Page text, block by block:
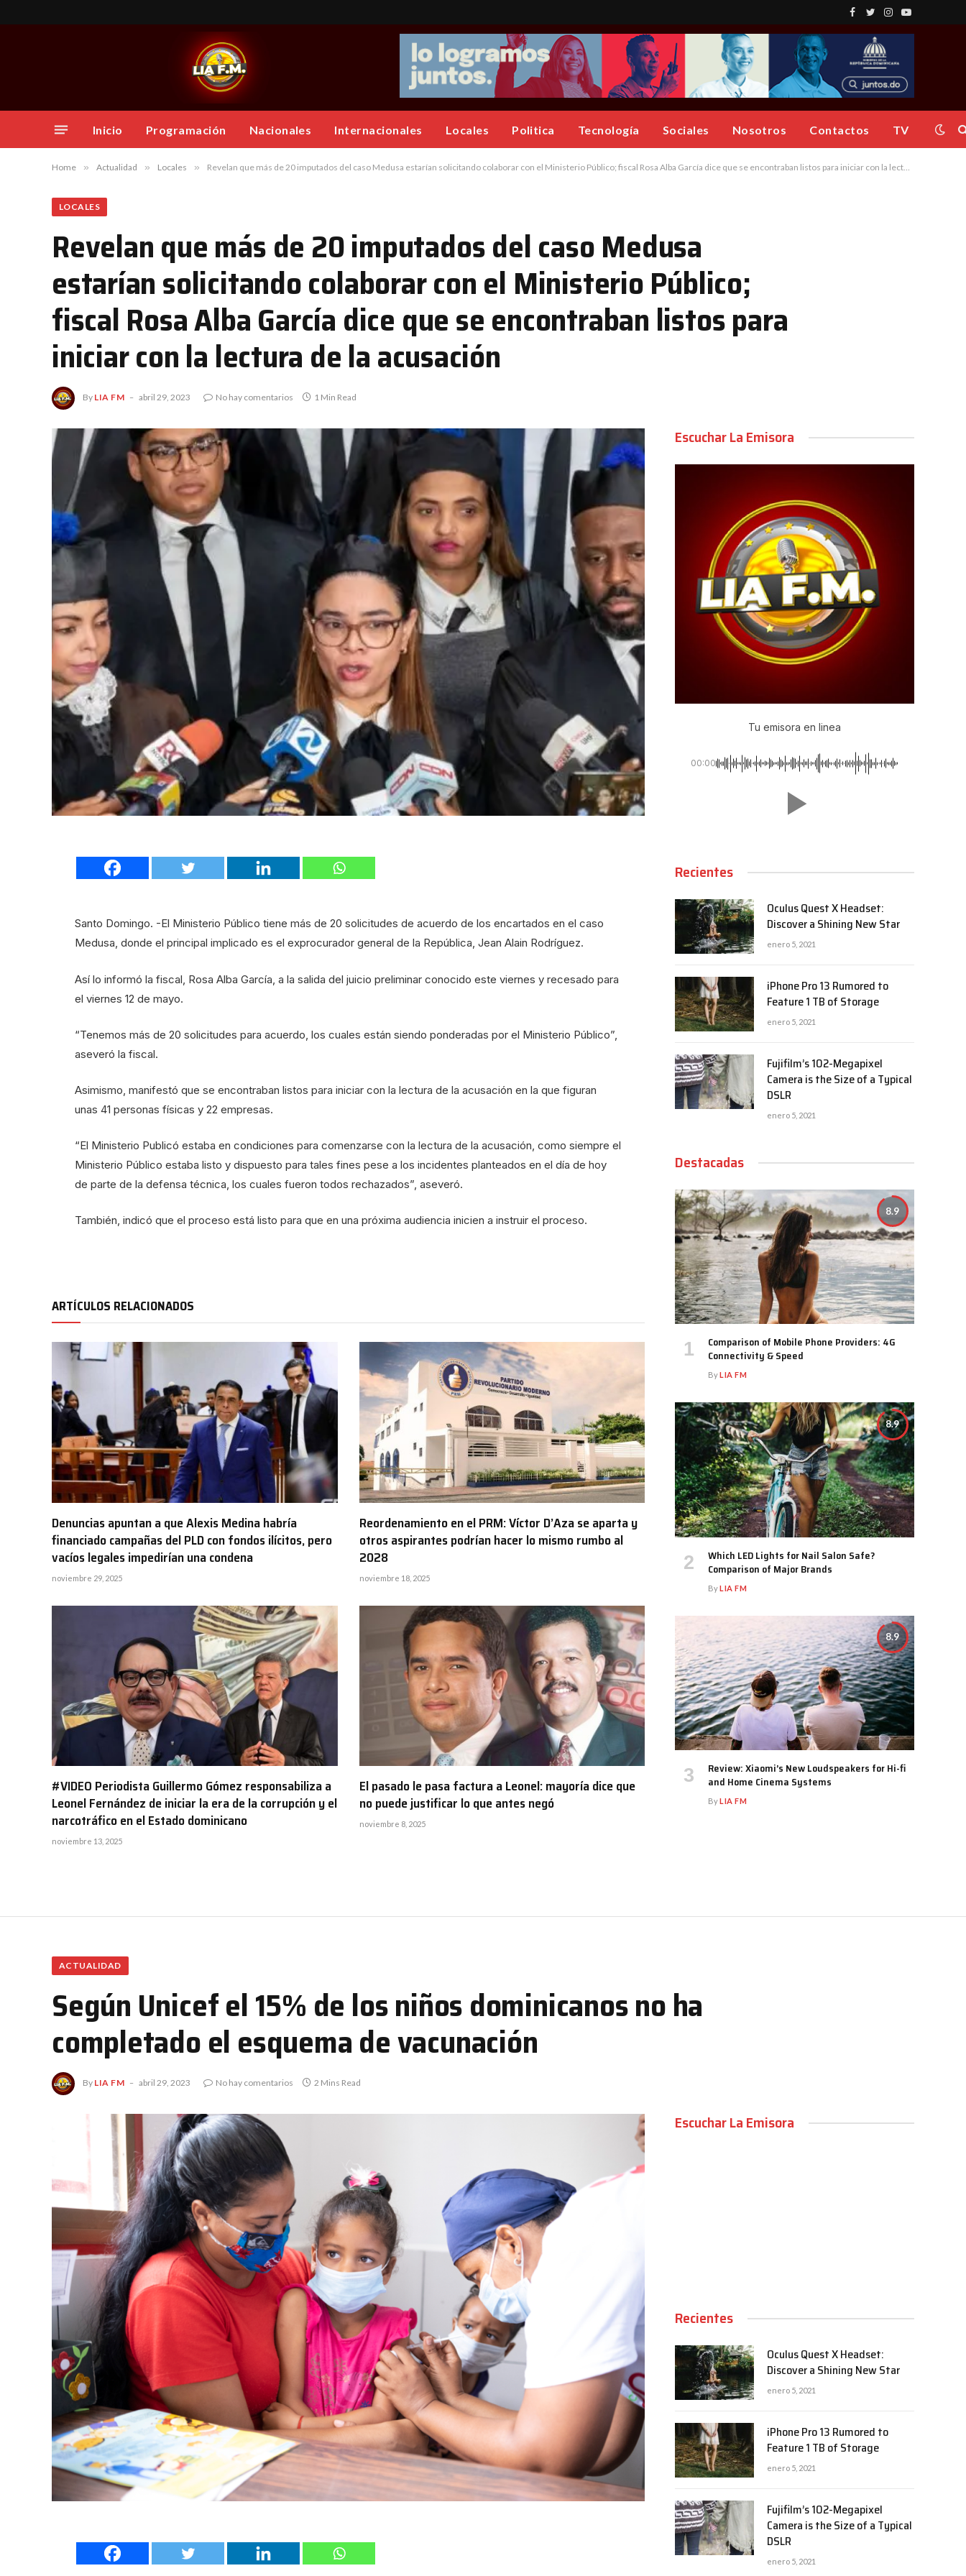
Facebook
TwitterInstagram
YouTube
Inicio Programación Nacionales Internacionales Locales Politica Tecnología Sociales Nosotros Contactos TV
Home » Actualidad » Locales » Revelan que más de 20 imputados del caso Medusa estarían solicitando colaborar con el Ministerio Público; fiscal Rosa Alba García dice que se encontraban listos para iniciar con la lectura de la acusación
LOCALES
Revelan que más de 20 imputados del caso Medusa
estarían solicitando colaborar con el Ministerio Público;
fiscal Rosa Alba García dice que se encontraban listos para
iniciar con la lectura de la acusación
By LIA FM abril 29, 2023 No hay comentarios 1 Min Read
Santo Domingo. -El Ministerio Público tiene más de 20 solicitudes de acuerdo de los encartados en el caso
Medusa, donde el principal implicado es el exprocurador general de la República, Jean Alain Rodríguez.
Así lo informó la fiscal, Rosa Alba García, a la salida del juicio preliminar conocido este viernes y recesado para
el viernes 12 de mayo.
“Tenemos más de 20 solicitudes para acuerdo, los cuales están siendo ponderadas por el Ministerio Público”,
aseveró la fiscal.
Asimismo, manifestó que se encontraban listos para iniciar con la lectura de la acusación en la que figuran
unas 41 personas físicas y 22 empresas.
“El Ministerio Publicó estaba en condiciones para comenzarse con la lectura de la acusación, como siempre el
Ministerio Público estaba listo y dispuesto para tales fines pese a los incidentes planteados en el día de hoy
de parte de la defensa técnica, los cuales fueron todos rechazados”, aseveró.
También, indicó que el proceso está listo para que en una próxima audiencia inicien a instruir el proceso.
ARTÍCULOS RELACIONADOS
Denuncias apuntan a que Alexis Medina habría
financiado campañas del PLD con fondos ilícitos, pero
vacíos legales impedirían una condena
noviembre 29, 2025
Reordenamiento en el PRM: Víctor D’Aza se aparta y
otros aspirantes podrían hacer lo mismo rumbo al
2028
noviembre 18, 2025
#VIDEO Periodista Guillermo Gómez responsabiliza a
Leonel Fernández de iniciar la era de la corrupción y el
narcotráfico en el Estado dominicano
noviembre 13, 2025
El pasado le pasa factura a Leonel: mayoría dice que
no puede justificar lo que antes negó
noviembre 8, 2025
Escuchar La Emisora
Tu emisora en linea
00:00
Recientes
Oculus Quest X Headset:
Discover a Shining New Star
enero 5, 2021
iPhone Pro 13 Rumored to
Feature 1 TB of Storage
enero 5, 2021
Fujifilm’s 102-Megapixel
Camera is the Size of a Typical
DSLR
enero 5, 2021
Destacadas
8.9
Comparison of Mobile Phone Providers: 4G
Connectivity & Speed
ByLIA FM
8.9
Which LED Lights for Nail Salon Safe?
Comparison of Major Brands
ByLIA FM
8.9
Review: Xiaomi’s New Loudspeakers for Hi-fi
and Home Cinema Systems
ByLIA FM
ACTUALIDAD
Según Unicef el 15% de los niños dominicanos no ha
completado el esquema de vacunación
By LIA FM abril 29, 2023 No hay comentarios 2 Mins Read
Escuchar La Emisora
Recientes
Oculus Quest X Headset:
Discover a Shining New Star
enero 5, 2021
iPhone Pro 13 Rumored to
Feature 1 TB of Storage
enero 5, 2021
Fujifilm’s 102-Megapixel
Camera is the Size of a Typical
DSLR
enero 5, 2021